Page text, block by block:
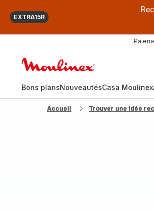
EXTRA15R
Bons plansNouveautésCasa Moulinex
Accueil Trouver une idée